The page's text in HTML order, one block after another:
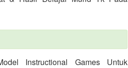
Instructional Games Untuk